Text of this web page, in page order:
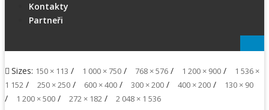
Kontakty
Partneři
Sizes: 150 × 113 / 1 000 × 750 / 768 × 576 / 1 200 × 900 /
1 536 ×
1 152 / 250 × 250 / 600 × 400 / 300 × 200 / 400 × 200 / 130 × 90
/ 1 200 × 500 / 272 × 182 / 2 048 × 1 536